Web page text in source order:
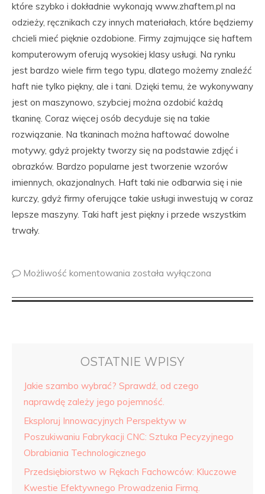
które szybko i dokładnie wykonają www.zhaftem.pl na
odzieży, ręcznikach czy innych materiałach, które będziemy
chcieli mieć pięknie ozdobione. Firmy zajmujące się haftem
komputerowym oferują wysokiej klasy usługi. Na rynku
jest bardzo wiele firm tego typu, dlatego możemy znaleźć
haft nie tylko piękny, ale i tani. Dzięki temu, że wykonywany
jest on maszynowo, szybciej można ozdobić każdą
tkaninę. Coraz więcej osób decyduje się na takie
rozwiązanie. Na tkaninach można haftować dowolne
motywy, gdyż projekty tworzy się na podstawie zdjęć i
obrazków. Bardzo popularne jest tworzenie wzorów
imiennych, okazjonalnych. Haft taki nie odbarwia się i nie
kurczy, gdyż firmy oferujące takie usługi inwestują w coraz
lepsze maszyny. Taki haft jest piękny i przede wszystkim
trwały.
Możliwość komentowania została wyłączona
OSTATNIE WPISY
Jakie szambo wybrać? Sprawdź, od czego
naprawdę zależy jego pojemność.
Eksploruj Innowacyjnych Perspektyw w
Poszukiwaniu Fabrykacji CNC: Sztuka Pecyzyjnego
Obrabiania Technologicznego
Przedsiębiorstwo w Rękach Fachowców: Kluczowe
Kwestie Efektywnego Prowadzenia Firmą.